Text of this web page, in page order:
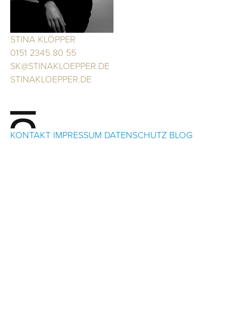
STINA KLÖPPER
0151 2345 80 55
SK@STINAKLOEPPER.DE
STINAKLOEPPER.DE
KONTAKT IMPRESSUM DATENSCHUTZ BLOG